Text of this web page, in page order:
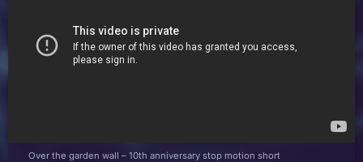
Over the garden wall – 10th anniversary stop motion short